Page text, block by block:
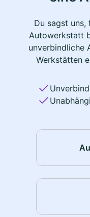
Du sagst
Autowerkstatt
unverbindliche
Werkstätten